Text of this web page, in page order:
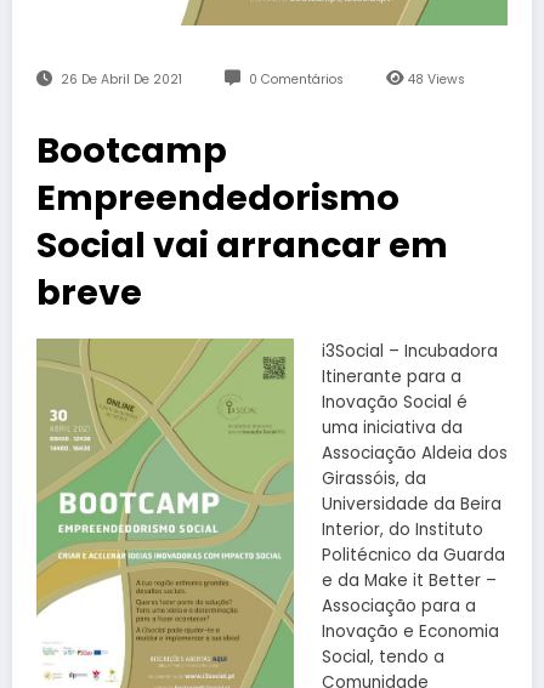
26 De Abril De 2021 0 Comentários 48Views
Bootcamp
Empreendedorismo
Social vai arrancar em
breve
i3Social – Incubadora
Itinerante para a
Inovação Social é
uma iniciativa da
Associação Aldeia dos
Girassóis, da
Universidade da Beira
Interior, do Instituto
Politécnico da Guarda
e da Make it Better –
Associação para a
Inovação e Economia
Social, tendo a
Comunidade